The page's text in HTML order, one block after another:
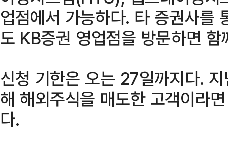
업점에서 가능하다. 타 증권사를
도 KB증권 영업점을 방문하면
신청 기한은 오는 27일까지다.
해 해외주식을 매도한 고객이라
다.